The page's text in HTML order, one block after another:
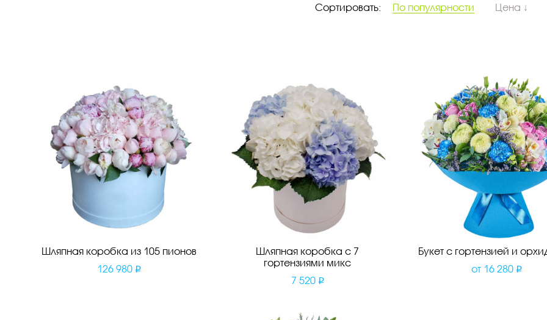
Сортировать: По популярности Цена ↓
Шляпная коробка из 105 пионов
126 980
Шляпная коробка с 7
гортензиями микс
7 520
Букет с гортензией и
от 16 280